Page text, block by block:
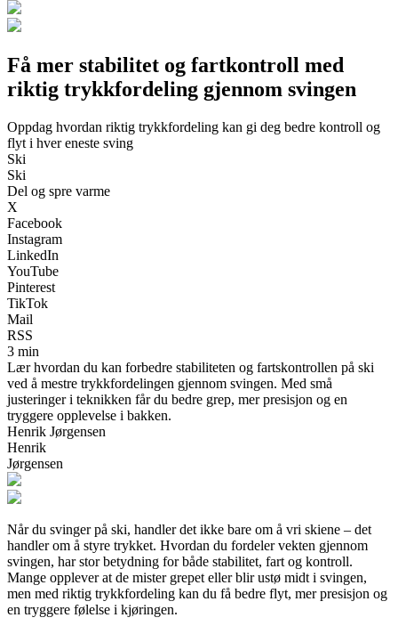
Få mer stabilitet og fartkontroll med
riktig trykkfordeling gjennom svingen
Oppdag hvordan riktig trykkfordeling kan gi deg bedre kontroll og
flyt i hver eneste sving
Ski
Ski
Del og spre varme
X
Facebook
Instagram
LinkedIn
YouTube
Pinterest
TikTok
Mail
RSS
3 min
Lær hvordan du kan forbedre stabiliteten og fartskontrollen på ski
ved å mestre trykkfordelingen gjennom svingen. Med små
justeringer i teknikken får du bedre grep, mer presisjon og en
tryggere opplevelse i bakken.
Henrik Jørgensen
Henrik
Jørgensen
Når du svinger på ski, handler det ikke bare om å vri skiene – det
handler om å styre trykket. Hvordan du fordeler vekten gjennom
svingen, har stor betydning for både stabilitet, fart og kontroll.
Mange opplever at de mister grepet eller blir ustø midt i svingen,
men med riktig trykkfordeling kan du få bedre flyt, mer presisjon og
en tryggere følelse i kjøringen.